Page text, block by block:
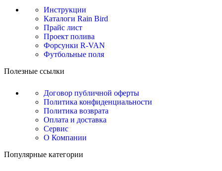
Инструкции
Каталоги Rain Bird
Прайс лист
Проект полива
Форсунки R-VAN
Футбольные поля
Полезные ссылки
Договор публичной оферты
Политика конфиденциальности
Политика возврата
Оплата и доставка
Сервис
О Компании
Популярные категории